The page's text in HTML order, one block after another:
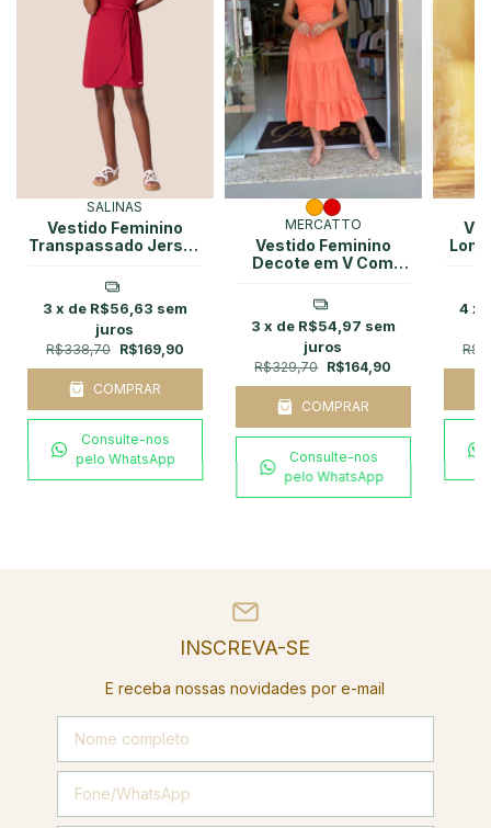
SALINAS
Vestido Feminino
Transpassado Jersey
Salinas
R$338,70 R$169,90
3 x de R$56,63 sem
juros
COMPRAR
Consulte-nos
pelo WhatsApp
MERCATTO
Vestido Feminino
Decote em V Com
R$329,70 R$164,90
3 x de R$54,97 sem
juros
COMPRAR
Consulte-nos
pelo WhatsApp
4 x
INSCREVA-SE
E receba nossas novidades por e-mail